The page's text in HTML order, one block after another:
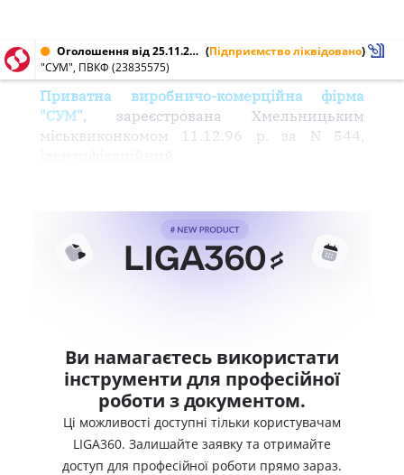
Оголошення від 25.11.2004 № 23835575 (Підприємство ліквідовано)
"СУМ", ПВКФ (23835575)
Приватна виробничо-комерційна фірма
"СУМ", зареєстрована Хмельницьким
міськвиконкомом 11.12.96 р. за N 544,
Ви намагаєтесь використати
інструменти для професійної
роботи з документом.
Ці можливості доступні тільки користувачам
LIGA360. Залишайте заявку та отримайте
доступ для професійної роботи прямо зараз.